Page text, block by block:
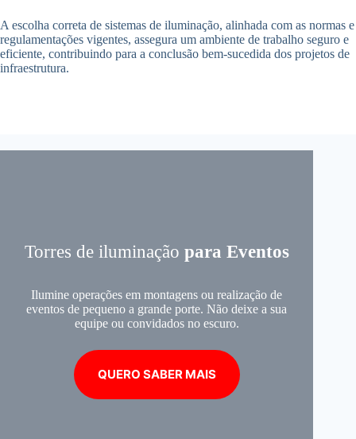
A escolha correta de sistemas de iluminação, alinhada com as normas e
regulamentações vigentes, assegura um ambiente de trabalho seguro e
eficiente, contribuindo para a conclusão bem-sucedida dos projetos de
infraestrutura.
Torres de iluminação para Eventos
Ilumine operações em montagens ou realização de
eventos de pequeno a grande porte. Não deixe a sua
equipe ou convidados no escuro.
QUERO SABER MAIS